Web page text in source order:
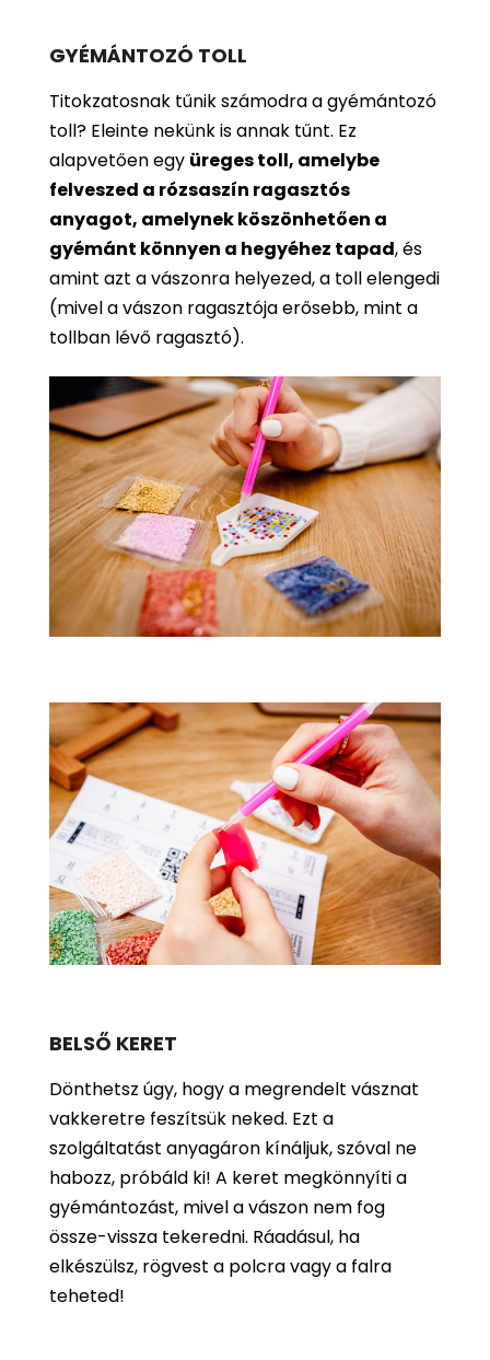
GYÉMÁNTOZÓ TOLL
Titokzatosnak tűnik számodra a gyémántozó
toll? Eleinte nekünk is annak tűnt. Ez
alapvetően egy üreges toll, amelybe
felveszed a rózsaszín ragasztós
anyagot, amelynek köszönhetően a
gyémánt könnyen a hegyéhez tapad, és
amint azt a vászonra helyezed, a toll elengedi
(mivel a vászon ragasztója erősebb, mint a
tollban lévő ragasztó).
BELSŐ KERET
Dönthetsz úgy, hogy a megrendelt vásznat
vakkeretre feszítsük neked. Ezt a
szolgáltatást anyagáron kínáljuk, szóval ne
habozz, próbáld ki! A keret megkönnyíti a
gyémántozást, mivel a vászon nem fog
össze-vissza tekeredni. Ráadásul, ha
elkészülsz, rögvest a polcra vagy a falra
teheted!